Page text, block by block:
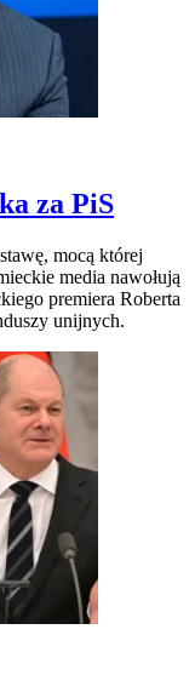
za PiS
mocą której
media nawołują
premiera Roberta
unijnych.